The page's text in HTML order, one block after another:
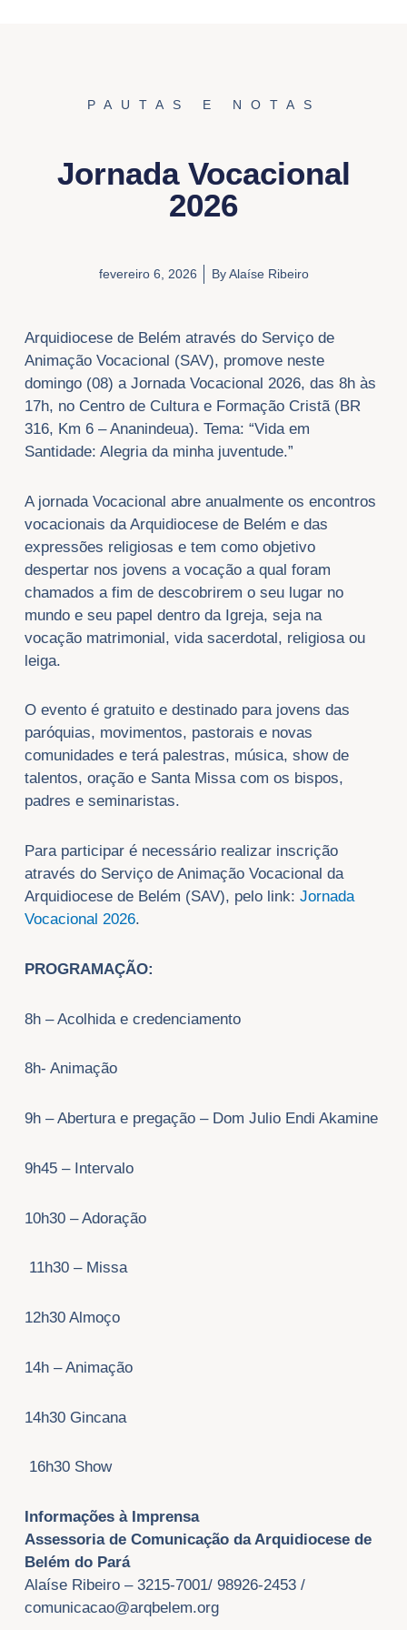
PAUTAS E NOTAS
Jornada Vocacional
2026
fevereiro 6, 2026 ByAlaíse Ribeiro
Arquidiocese de Belém através do Serviço de
Animação Vocacional (SAV), promove neste
domingo (08) a Jornada Vocacional 2026, das 8h às
17h, no Centro de Cultura e Formação Cristã (BR
316, Km 6 – Ananindeua). Tema: “Vida em
Santidade: Alegria da minha juventude.”
A jornada Vocacional abre anualmente os encontros
vocacionais da Arquidiocese de Belém e das
expressões religiosas e tem como objetivo
despertar nos jovens a vocação a qual foram
chamados a fim de descobrirem o seu lugar no
mundo e seu papel dentro da Igreja, seja na
vocação matrimonial, vida sacerdotal, religiosa ou
leiga.
O evento é gratuito e destinado para jovens das
paróquias, movimentos, pastorais e novas
comunidades e terá palestras, música, show de
talentos, oração e Santa Missa com os bispos,
padres e seminaristas.
Para participar é necessário realizar inscrição
através do Serviço de Animação Vocacional da
Arquidiocese de Belém (SAV), pelo link: Jornada
Vocacional 2026.
PROGRAMAÇÃO:
8h – Acolhida e credenciamento
8h- Animação
9h – Abertura e pregação – Dom Julio Endi Akamine
9h45 – Intervalo
10h30 – Adoração
11h30 – Missa
12h30 Almoço
14h – Animação
14h30 Gincana
16h30 Show
Informações à Imprensa
Assessoria de Comunicação da Arquidiocese de
Belém do Pará
Alaíse Ribeiro – 3215-7001/ 98926-2453 /
comunicacao@arqbelem.org